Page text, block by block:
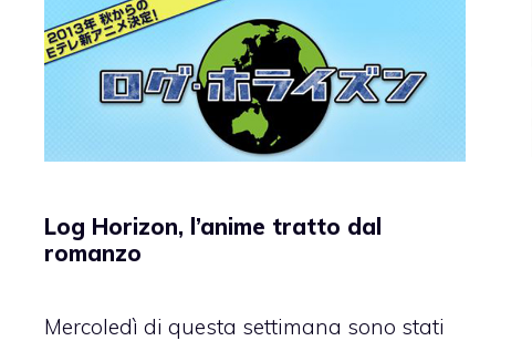
Log Horizon, l’anime tratto dal
romanzo
Mercoledì di questa settimana sono stati